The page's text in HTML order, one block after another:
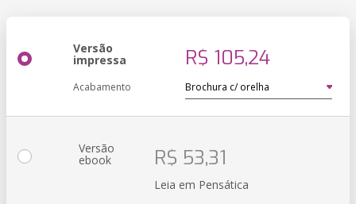
Versão
impressa R$ 105,24
Acabamento
Versão
ebook R$ 53,31
Leia em Pensática